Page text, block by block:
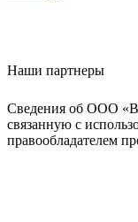
Наши партнеры
Сведения об ООО
связанную с
правообладателем